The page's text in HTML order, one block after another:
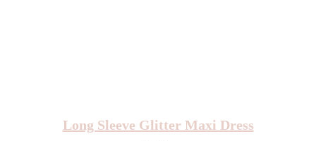
Long Sleeve Glitter Maxi Dress